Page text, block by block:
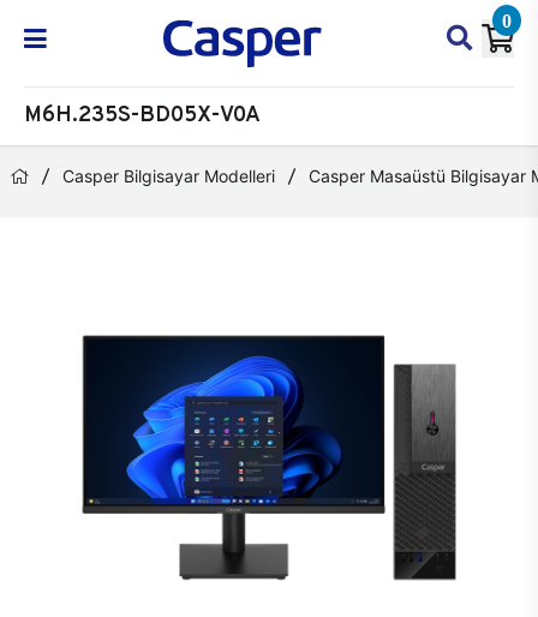
0
M6H.235S-BD05X-V0A
Casper Bilgisayar Modelleri Casper Masaüstü Bilgisayar